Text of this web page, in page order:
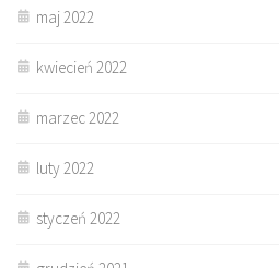
maj 2022
kwiecień 2022
marzec 2022
luty 2022
styczeń 2022